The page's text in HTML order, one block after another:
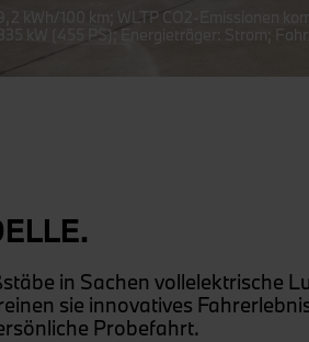
kWh/100 km; WLTP CO2-Emissionen
kW (455 PS); Energieträger: Strom;
in Sachen vollelektrische
sie innovatives
Probefahrt.